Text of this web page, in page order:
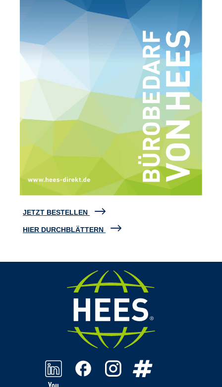
JETZT BESTELLEN
HIER DURCHBLÄTTERN